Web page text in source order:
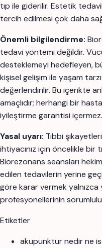
tıp ile giderilir. Estetik
tercih edilmesi çok daha
Önemli bilgilendirme:
tedavi yöntemi değildir.
desteklemeyi hedefleyen,
kişisel gelişim ile yaşam
değerlendirilir. Bu içerikte
amaçlıdır; herhangi bir
iyileştirme garantisi içermez.
Yasal uyarı: Tıbbi
ihtiyacınız için öncelikle bir
Biorezonans seansları
edilen tedavilerin yerine
göre karar vermek yalnızca
profesyonellerinin
Etiketler
akupunktur nedir ne